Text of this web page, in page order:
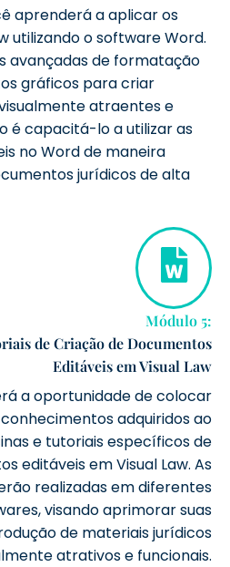
aprenderá a aplicar os
utilizando o software Word.
avançadas de formatação
gráficos para criar
atraentes e
é capacitá-lo a utilizar as
no Word de maneira
jurídicos de alta
Módulo 5:
de Criação de Documentos
Editáveis em Visual Law
a oportunidade de colocar
adquiridos ao
e tutoriais específicos de
editáveis em Visual Law. As
realizadas em diferentes
visando aprimorar suas
de materiais jurídicos
atrativos e funcionais.